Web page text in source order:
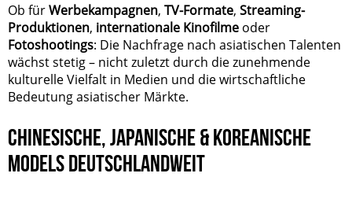
Ob fürWerbekampagnen, TV-Formate, Streaming-
Produktionen, internationale Kinofilme oder
Fotoshootings: Die Nachfrage nach asiatischen Talenten
wächst stetig – nicht zuletzt durch die zunehmende
kulturelle Vielfalt in Medien und die wirtschaftliche
Bedeutung asiatischer Märkte.
CHINESISCHE, JAPANISCHE & KOREANISCHE
MODELS DEUTSCHLANDWEIT